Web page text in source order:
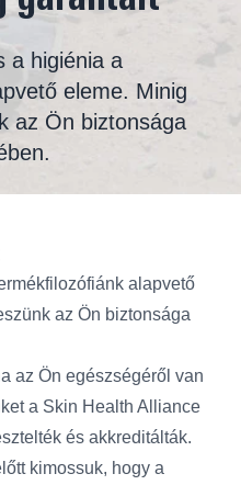
a higiénia a
eleme. Minig
az Ön biztonsága
alapvető
az Ön biztonsága
az Ön egészségéről van
a Skin Health Alliance
és akkreditálták.
kimossuk, hogy a